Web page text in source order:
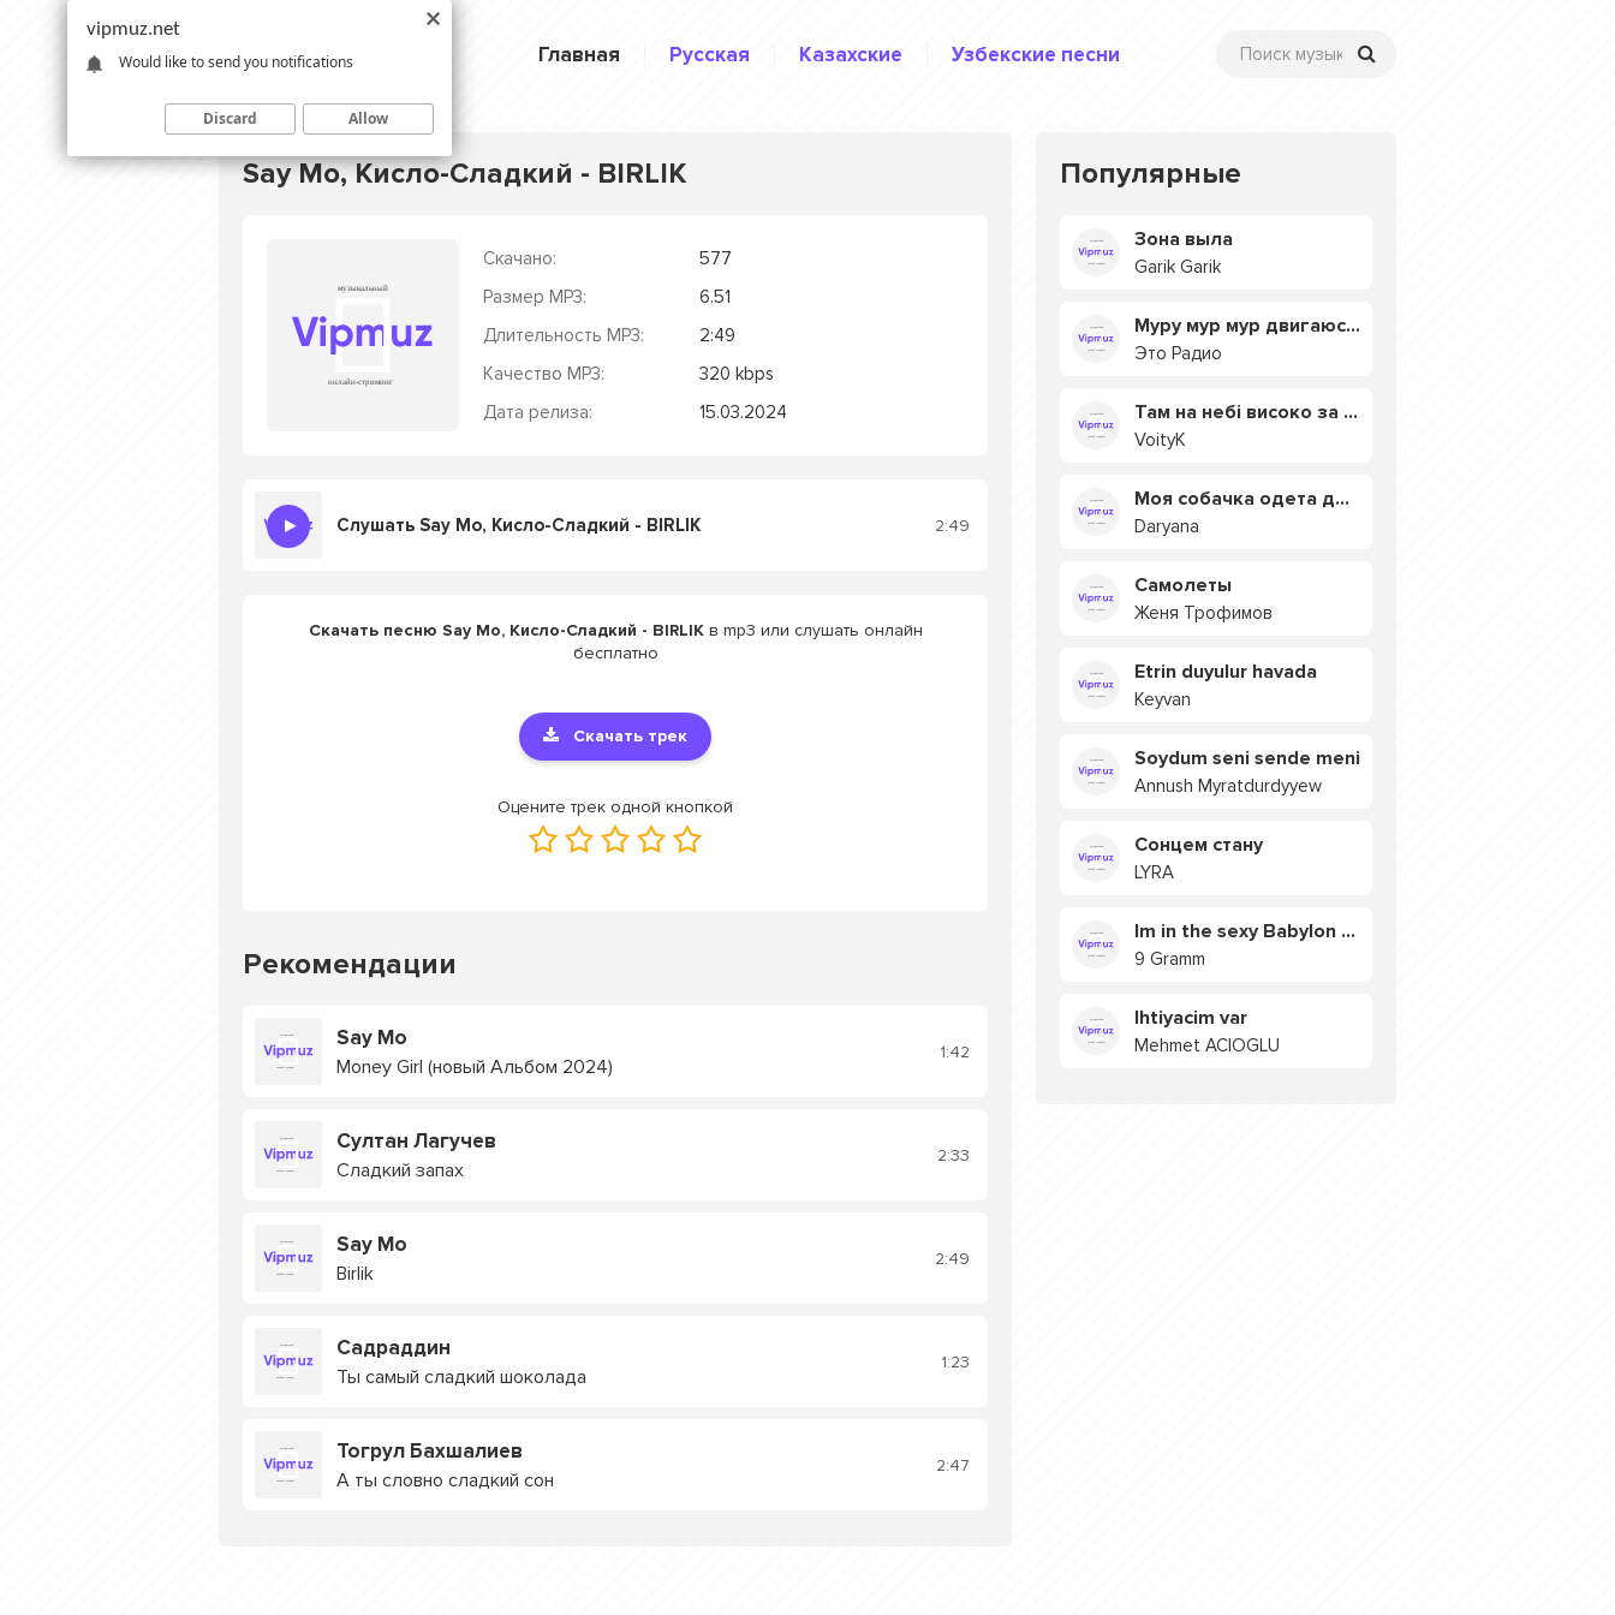
Главная Русская Казахские Узбекские песни
Say Mo, Кисло-Сладкий - BIRLIK
Скачано:
577
Размер MP3:
6.51
Длительность MP3:
2:49
Качество MP3:
320 kbps
Дата релиза:
15.03.2024
Слушать Say Mo, Кисло-Сладкий - BIRLIK 2:49
Скачать песню Say Mo, Кисло-Сладкий - BIRLIKв mp3 или слушать онлайн
бесплатно
Скачать трек
Оцените трек одной кнопкой
Рекомендации
Say Mo
Money Girl (новый Альбом 2024)
1:42
Султан Лагучев
Сладкий запах
2:33
Say Mo
Birlik
2:49
Садраддин
Ты самый сладкий шоколада
1:23
Тогрул Бахшалиев
А ты словно сладкий сон
2:47
Популярные
Зона выла
Garik Garik
Муру мур мур двигаюсь на мурмулях
Это Радио
Там на небі високо за хмарами
VoityK
Моя собачка одета дороже тебя
Daryana
Самолеты
Женя Трофимов
Etrin duyulur havada
Keyvan
Soydum seni sende meni
Annush Myratdurdyyew
Сонцем стану
LYRA
Im in the sexy Babylon БУЯ
9 Gramm
Ihtiyacim var
Mehmet ACIOGLU
vipmuz.net
Would like to send you notifications
Discard Allow